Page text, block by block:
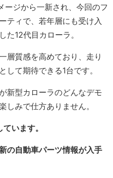
ージから一新され、今回のフ
ティで、若年層にも受け入
た12代目カローラ。
層質感を高めており、走り
して期待できる1台です。
新型カローラのどんなデモ
しみで仕方ありません。
います。
の自動車パーツ情報が入手